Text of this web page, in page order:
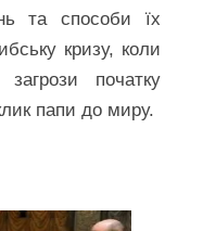
та способи їх
кризу, коли
початку
папи до миру.